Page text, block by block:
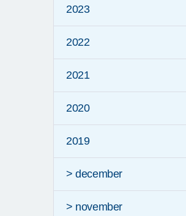
2023
2022
2021
2020
2019
> december
> november